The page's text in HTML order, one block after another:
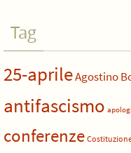
Tag
25-aprileAgostino
antifascismo
conferenze